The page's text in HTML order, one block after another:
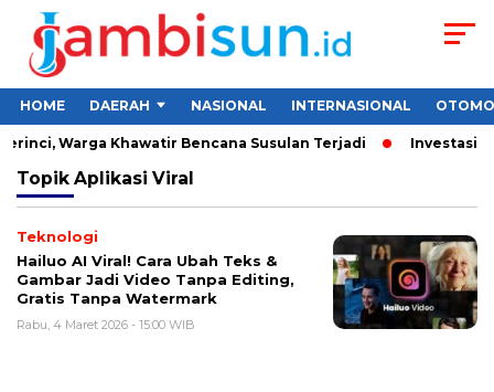
HOME DAERAH NASIONAL INTERNASIONAL
Warga Khawatir Bencana Susulan Terjadi Investasi
Topik Aplikasi Viral
Teknologi
Hailuo AI Viral! Cara Ubah Teks &
Gambar Jadi Video Tanpa Editing,
Gratis Tanpa Watermark
Rabu, 4 Maret 2026 - 15:00 WIB